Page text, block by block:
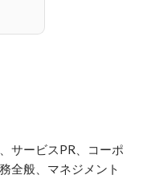
サービスPR、コーポ
全般、マネジメント